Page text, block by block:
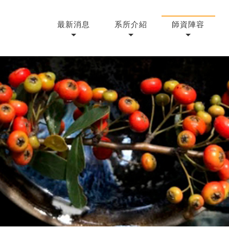
最新消息 系所介紹 師資陣容